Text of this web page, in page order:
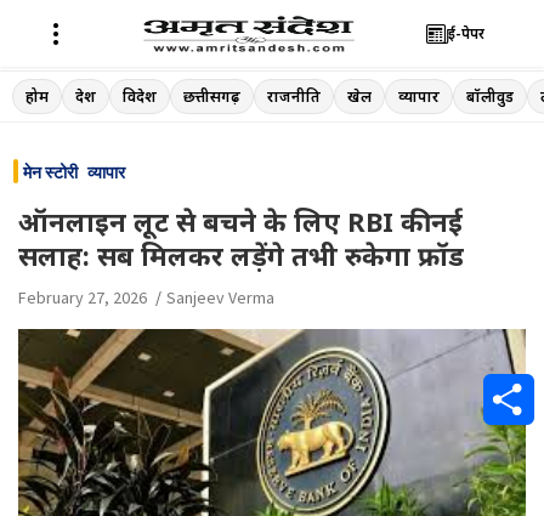
Skip
to
ई-पेपर
होम देश विदेश छत्तीसगढ़ राजनीति खेल व्यापार बॉलीवुड
मेन स्टोरी व्यापार
ऑनलाइन लूट से बचने के लिए RBI की नई
सलाह: सब मिलकर लड़ेंगे तभी रुकेगा फ्रॉड
February 27, 2026 Sanjeev Verma
S
h